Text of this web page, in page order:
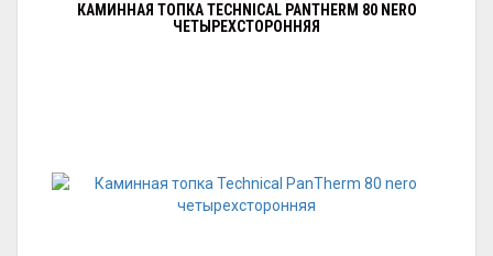
КАМИННАЯ ТОПКА TECHNICAL PANTHERM 80 NERO
ЧЕТЫРЕХСТОРОННЯЯ